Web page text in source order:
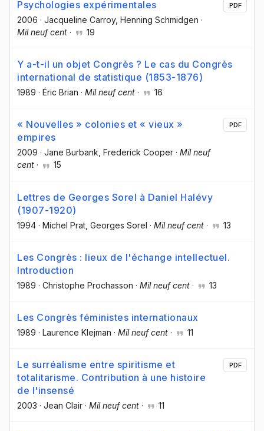
Psychologies expérimentales
2006 · Jacqueline Carroy, Henning Schmidgen ·
Mil neuf cent · 19
PDF
Y a-t-il un objet Congrès ? Le cas du Congrès
international de statistique (1853-1876)
1989 · Éric Brian · Mil neuf cent · 16
« Nouvelles » colonies et « vieux »
empires
2009 · Jane Burbank , Frederick Cooper · Mil neuf
cent · 15
PDF
Lettres de Georges Sorel à Daniel Halévy
(1907-1920)
1994 · Michel Prat , Georges Sorel · Mil neuf cent · 13
Les Congrès : lieux de l'échange intellectuel.
Introduction
1989 · Christophe Prochasson · Mil neuf cent · 13
Les Congrès féministes internationaux
1989 · Laurence Klejman · Mil neuf cent · 11
Le surréalisme entre spiritisme et
totalitarisme. Contribution à une histoire
de l'insensé
2003 · Jean Clair · Mil neuf cent · 11
PDF